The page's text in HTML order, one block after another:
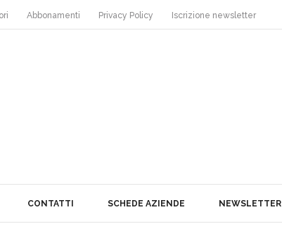
Abbonamenti Privacy Policy Iscrizione newsletter
CONTATTI SCHEDE AZIENDE NEWSLETTER